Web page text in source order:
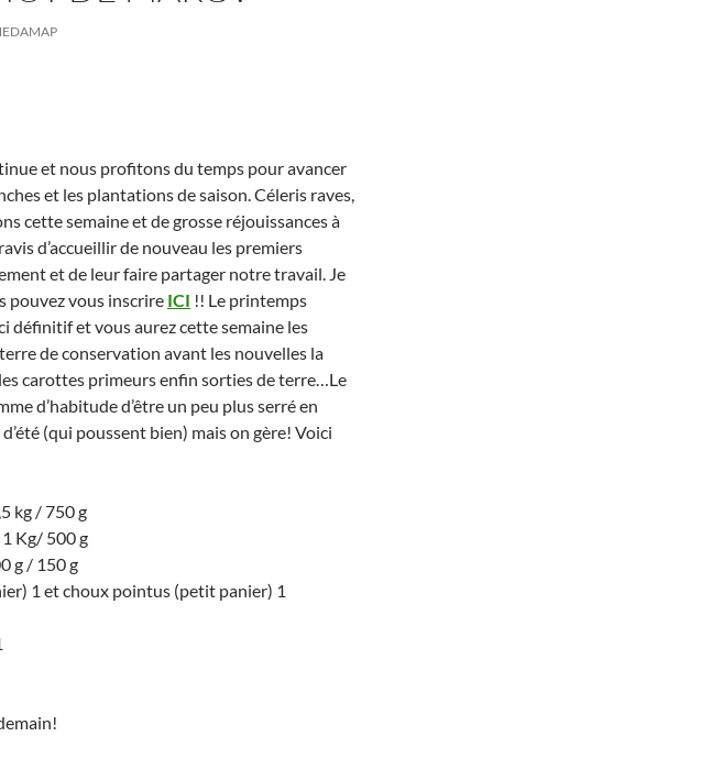
et nous profitons du temps pour avancer
et les plantations de saison. Céleris raves,
cette semaine et de grosse réjouissances à
d’accueillir de nouveau les premiers
et de leur faire partager notre travail. Je
pouvez vous inscrire ICI !! Le printemps
définitif et vous aurez cette semaine les
de conservation avant les nouvelles la
carottes primeurs enfin sorties de terre…Le
d’habitude d’être un peu plus serré en
(qui poussent bien) mais on gère! Voici
kg / 750 g
Kg/ 500 g
g / 150 g
1 et choux pointus (petit panier) 1